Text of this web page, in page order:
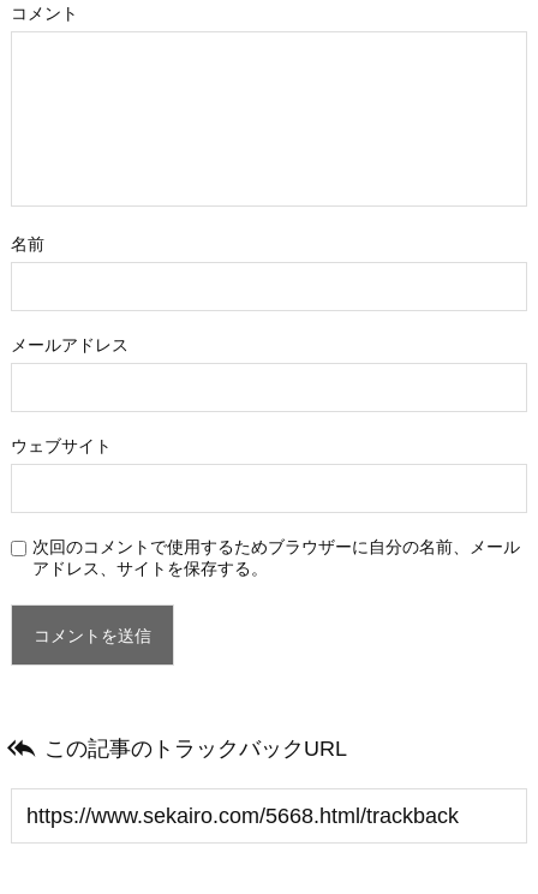
コメント
名前
メールアドレス
ウェブサイト
次回のコメントで使用するためブラウザーに自分の名前、メール
アドレス、サイトを保存する。
 この記事のトラックバックURL